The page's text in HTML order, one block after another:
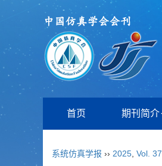
首页 期刊简介
系统仿真学报 ›› 2025 Vol. 37